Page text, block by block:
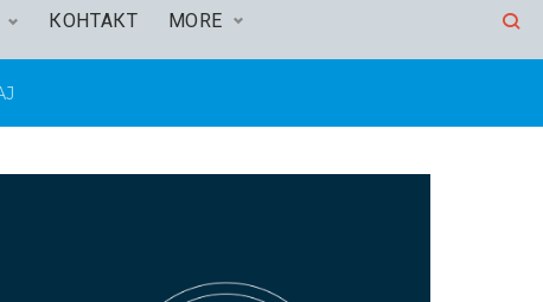
КОНТАКТ MORE